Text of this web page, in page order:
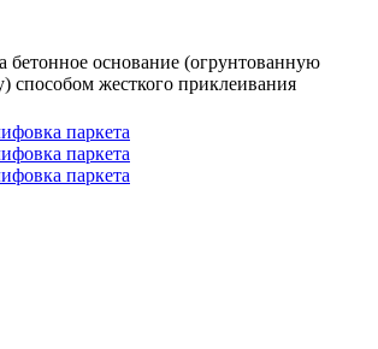
бетонное основание (огрунтованную
способом жесткого приклеивания